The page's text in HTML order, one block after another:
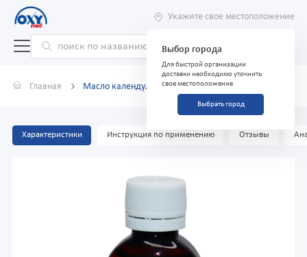
Укажите свое местоположение
Выбор города
Для быстрой организации
доставки необходимо уточнить
свое местоположение
Выбрать город
Главная Масло календулы Чудо масло 50 мл
Характеристики Инструкция по применению Отзывы